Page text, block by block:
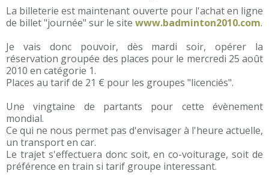
La billeterie est maintenant ouverte pour l'achat en ligne
de billet "journée" sur le site www.badminton2010.com.
Je vais donc pouvoir, dès mardi soir, opérer la
réservation groupée des places pour le mercredi 25 août
2010 en catégorie 1.
Places au tarif de 21 € pour les groupes "licenciés".
Une vingtaine de partants pour cette évènement
mondial.
Ce qui ne nous permet pas d'envisager à l'heure actuelle,
un transport en car.
Le trajet s'effectuera donc soit, en co-voiturage, soit de
préférence en train si tarif groupe interessant.